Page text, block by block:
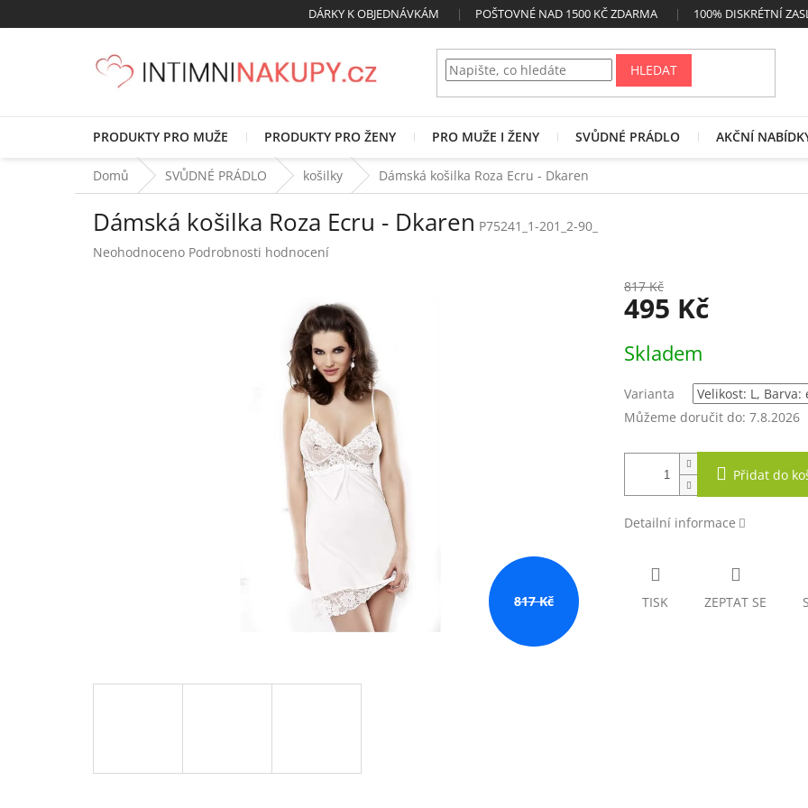
na
DÁRKY K OBJEDNÁVKÁM POŠTOVNÉ NAD 1500 KČ ZDARMA 100% DISKRÉTNÍ
HLEDAT
PRODUKTY PRO MUŽE PRODUKTY PRO ŽENY PRO MUŽE I ŽENY SVŮDNÉ PRÁDLO AKČNÍ
Domů SVŮDNÉ PRÁDLO košilky Dámská košilka Roza Ecru - Dkaren
Dámská košilka Roza Ecru - Dkaren P75241_1-201_2-90_
Průměrné
Neohodnoceno Podrobnosti hodnocení
817 Kč
817 Kč
495 Kč
cena:
Skladem
Varianta
Můžeme doručit do: 7.8.2026
Přidat do
Detailní informace
TISK ZEPTAT SE